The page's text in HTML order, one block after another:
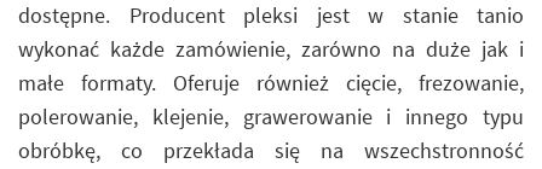
dostępne. Producent pleksi jest w stanie tanio
wykonać każde zamówienie, zarówno na duże jak i
małe formaty. Oferuje również cięcie, frezowanie,
polerowanie, klejenie, grawerowanie i innego typu
obróbkę, co przekłada się na wszechstronność